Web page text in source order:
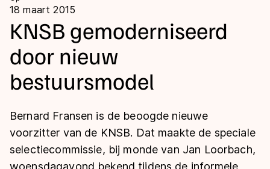
Kalender
Disciplines
Marathon
Inlineskaten
Uitslagen
Langebaan
Shorttrack
Marathon
Tijden & historie
Ranglijsten Langebaan
18 maart 2015
KNSB gemoderniseerd
door nieuw
bestuursmodel
Bernard Fransen is de beoogde nieuwe
voorzitter van de KNSB. Dat maakte de speciale
selectiecommissie, bij monde van Jan Loorbach,
woensdagavond bekend tijdens de informele